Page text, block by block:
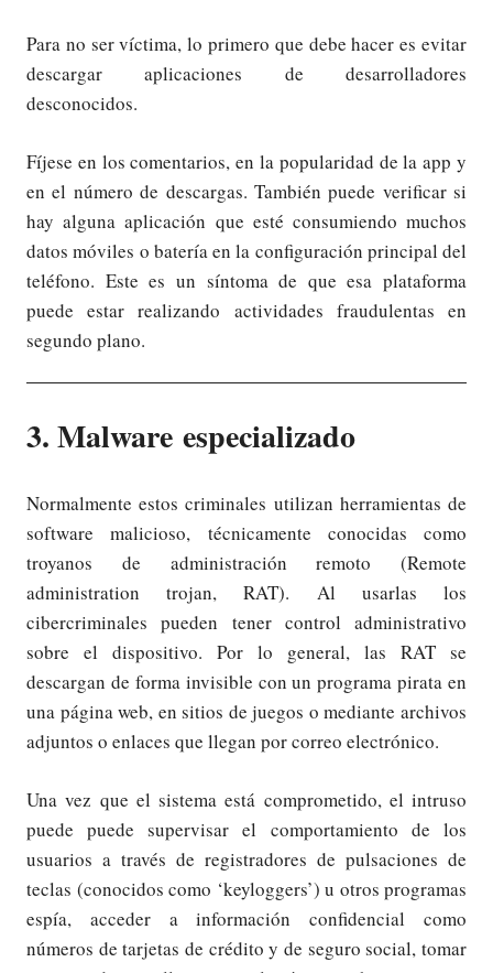
Para no ser víctima, lo primero que debe hacer es evitar
descargar aplicaciones de desarrolladores
desconocidos.
Fíjese en los comentarios, en la popularidad de la app y
en el número de descargas. También puede verificar si
hay alguna aplicación que esté consumiendo muchos
datos móviles o batería en la configuración principal del
teléfono. Este es un síntoma de que esa plataforma
puede estar realizando actividades fraudulentas en
segundo plano.
3. Malware especializado
Normalmente estos criminales utilizan herramientas de
software malicioso, técnicamente conocidas como
troyanos de administración remoto (Remote
administration trojan, RAT). Al usarlas los
cibercriminales pueden tener control administrativo
sobre el dispositivo. Por lo general, las RAT se
descargan de forma invisible con un programa pirata en
una página web, en sitios de juegos o mediante archivos
adjuntos o enlaces que llegan por correo electrónico.
Una vez que el sistema está comprometido, el intruso
puede puede supervisar el comportamiento de los
usuarios a través de registradores de pulsaciones de
teclas (conocidos como ‘keyloggers’) u otros programas
espía, acceder a información confidencial como
números de tarjetas de crédito y de seguro social, tomar